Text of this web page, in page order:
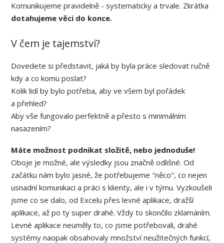
Komunikujeme pravidelně - systematicky a trvale. Zkrátka
dotahujeme věci do konce.
V čem je tajemství?
Dovedete si představit, jaká by byla práce sledovat ručně
kdy a co komu poslat?
Kolik lidí by bylo potřeba, aby ve všem byl pořádek
a přehled?
Aby vše fungovalo perfektně a přesto s minimálním
nasazením?
Máte možnost podnikat složitě, nebo jednoduše!
Oboje je možné, ale výsledky jsou značně odlišné. Od
začátku nám bylo jasné, že potřebujeme "něco", co nejen
usnadní komunikaci a práci s klienty, ale i v týmu. Vyzkoušeli
jsme co se dalo, od Excelu přes levné aplikace, dražší
aplikace, až po ty super drahé. Vždy to skončilo zklamáním.
Levné aplikace neuměly to, co jsme potřebovali, drahé
systémy naopak obsahovaly množství neužitečných funkcí,